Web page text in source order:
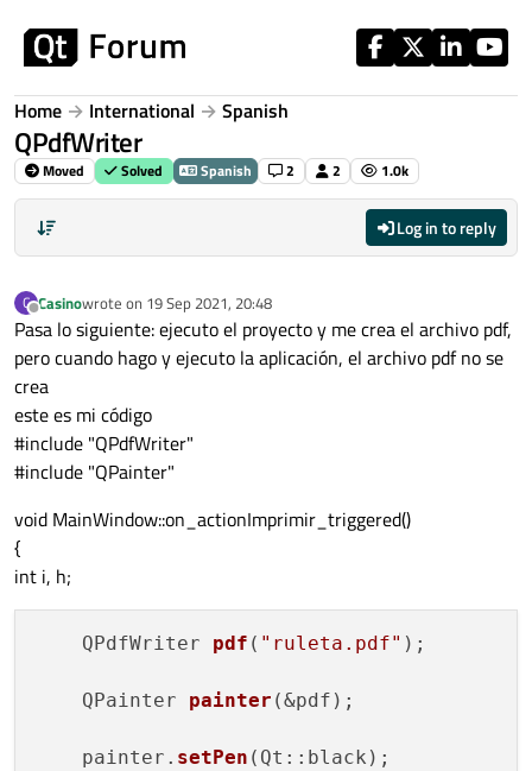
Home International Spanish
QPdfWriter
Moved Solved Spanish 2 2 1.0k
Log in to reply
C
Offline
Casinowrote on 19 Sep 2021, 20:48
last edited by
Pasa lo siguiente: ejecuto el proyecto y me crea el archivo pdf,
pero cuando hago y ejecuto la aplicación, el archivo pdf no se
crea
este es mi código
#include "QPdfWriter"
#include "QPainter"
void MainWindow::on_actionImprimir_triggered()
{
int i, h;
    QPdfWriter
pdf ( "ruleta.pdf" );
    QPainter
painter (&pdf);
    painter.
setPen (Qt::black);